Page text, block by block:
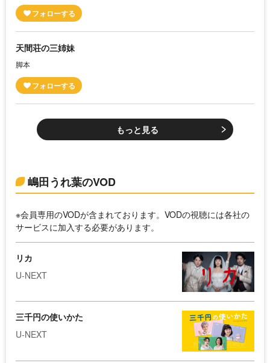
天間荘の三姉妹
脚本
もっと見る
嶋田うれ葉のVOD
※会員専用のVODが含まれております。VODの視聴には各社の
サービスに加入する必要があります。
リカ
U-NEXT
三千円の使いかた
U-NEXT